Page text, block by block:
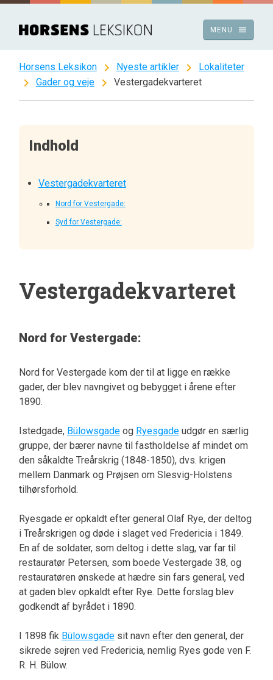
Spring
indhold
menu
MENU
Horsens Leksikon chevron_right Nyeste artikler chevron_right Lokaliteter
chevron_right Gader og veje chevron_right Vestergadekvarteret
Indhold
Vestergadekvarteret
Nord for Vestergade:
Syd for Vestergade:
Vestergadekvarteret
Nord for Vestergade:
Nord for Vestergade kom der til at ligge en række
gader, der blev navngivet og bebygget i årene efter
1890.
Istedgade, Bülowsgadeog Ryesgadeudgør en særlig
gruppe, der bærer navne til fastholdelse af mindet om
den såkaldte Treårskrig (1848-1850), dvs. krigen
mellem Danmark og Prøjsen om Slesvig-Holstens
tilhørsforhold.
Ryesgade er opkaldt efter general Olaf Rye, der deltog
i Treårskrigen og døde i slaget ved Fredericia i 1849.
En af de soldater, som deltog i dette slag, var far til
restauratør Petersen, som boede Vestergade 38, og
restauratøren ønskede at hædre sin fars general, ved
at gaden blev opkaldt efter Rye. Dette forslag blev
godkendt af byrådet i 1890.
I 1898 fik Bülowsgadesit navn efter den general, der
sikrede sejren ved Fredericia, nemlig Ryes gode ven F.
R. H. Bülow.